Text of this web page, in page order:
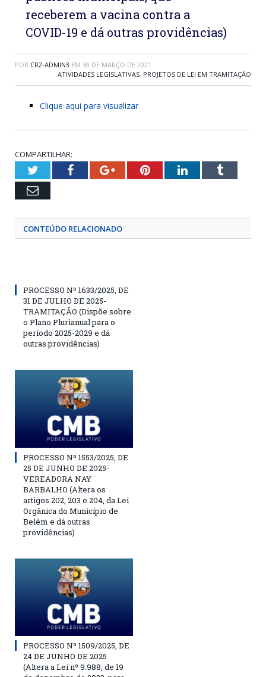
receberem a vacina contra a
COVID-19 e dá outras providências)
POR CR2-ADMIN3 EM 30 DE MARÇO DE 2021
ATIVIDADES LEGISLATIVAS, PROJETOS DE LEI EM TRAMITAÇÃO
Clique aqui para visualizar
COMPARTILHAR:
TwitterFacebookGoogle+PinterestLinkedInTumblr
Email
CONTEÚDO RELACIONADO
PROCESSO Nº 1633/2025, DE
31 DE JULHO DE 2025-
TRAMITAÇÃO (Dispõe sobre
o Plano Plurianual para o
período 2025-2029 e dá
outras providências)
PROCESSO Nº 1553/2025, DE
25 DE JUNHO DE 2025-
VEREADORA NAY
BARBALHO (Altera os
artigos 202, 203 e 204, da Lei
Orgânica do Município de
Belém e dá outras
providências)
PROCESSO Nº 1509/2025, DE
24 DE JUNHO DE 2025
(Altera a Lei nº 9.988, de 19